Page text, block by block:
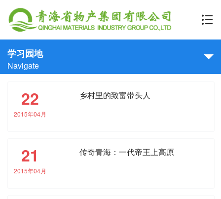
学习园地
Navigate
22
2015年04月
乡村里的致富带头人
21
2015年04月
传奇青海：一代帝王上高原